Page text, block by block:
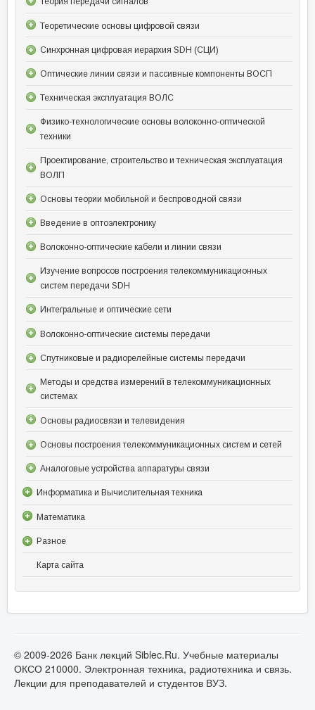
Теоретические основы цифровой связи
Синхронная цифровая иерархия SDH (СЦИ)
Оптические линии связи и пассивные компоненты ВОСП
Техническая эксплуатация ВОЛС
Физико-технологические основы волоконно-оптической
техники
Проектирование, строительство и техническая эксплуатация
ВОЛП
Основы теории мобильной и беспроводной связи
Введение в оптоэлектронику
Волоконно-оптические кабели и линии связи
Изучение вопросов построения телекоммуникационных
систем передачи SDH
Интегральные и оптические сети
Волоконно-оптические системы передачи
Спутниковые и радиорелейные системы передачи
Методы и средства измерений в телекоммуникационных
системах
Основы радиосвязи и телевидения
Основы построения телекоммуникационных систем и сетей
Аналоговые устройства аппаратуры связи
Информатика и Вычислительная техника
Математика
Разное
Карта сайта
© 2009-2026 Банк лекций Siblec.Ru. Учебные материалы
ОКСО 210000. Электронная техника, радиотехника и связь.
Лекции для преподавателей и студентов ВУЗ.